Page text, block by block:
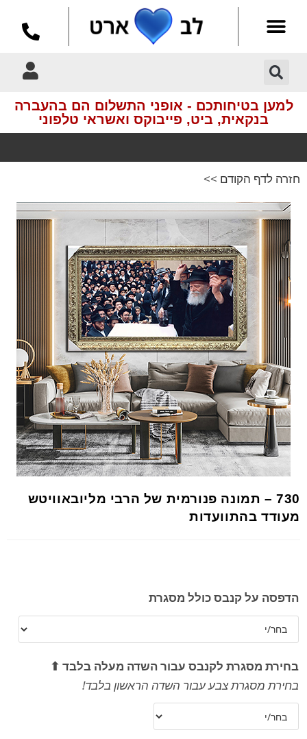
למען בטיחותכם - אופני התשלום הם בהעברה
בנקאית, ביט, פייבוקס ואשראי טלפוני
הדמיות
חזרה לדף הקודם >>
730 – תמונה פנורמית של הרבי מליובאוויטש
מעודד בהתוועדות
הדפסה על קנבס כולל מסגרת
בחירת מסגרת לקנבס עבור השדה מעלה בלבד ⬆
בחירת מסגרת צבע עבור השדה הראשון בלבד!